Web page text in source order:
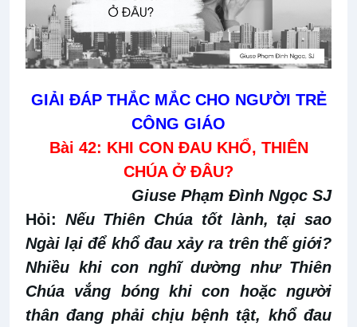
GIẢI ĐÁP THẮC MẮC CHO NGƯỜI TRẺ
CÔNG GIÁO
Bài 42: KHI CON ĐAU KHỔ, THIÊN
CHÚA Ở ĐÂU?
Giuse Phạm Đình Ngọc SJ
Hỏi: Nếu Thiên Chúa tốt lành, tại sao
Ngài lại để khổ đau xảy ra trên thế giới?
Nhiều khi con nghĩ dường như Thiên
Chúa vắng bóng khi con hoặc người
thân đang phải chịu bệnh tật, khổ đau